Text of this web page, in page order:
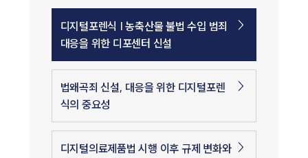
디지털포렌식 | 농축산물 불법 수입 범죄
대응을 위한 디포센터 신설
법왜곡죄 신설, 대응을 위한 디지털포렌
식의 중요성
디지털의료제품법 시행 이후 규제 변화와